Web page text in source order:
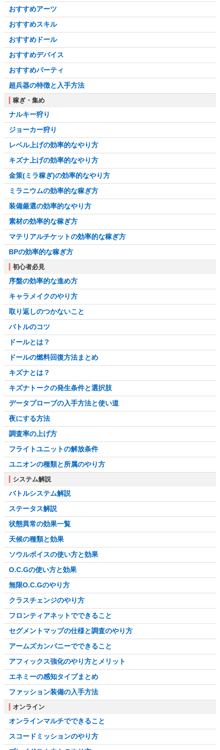
おすすめアーツ
おすすめスキル
おすすめドール
おすすめデバイス
おすすめパーティ
超兵器の特徴と入手方法
稼ぎ・集め
ナルキー狩り
ジョーカー狩り
レベル上げの効率的なやり方
キズナ上げの効率的なやり方
金策(ミラ稼ぎ)の効率的なやり方
ミラニウムの効率的な稼ぎ方
装備厳選の効率的なやり方
素材の効率的な稼ぎ方
マテリアルチケットの効率的な稼ぎ方
BPの効率的な稼ぎ方
初心者必見
序盤の効率的な進め方
キャラメイクのやり方
取り返しのつかないこと
バトルのコツ
ドールとは？
ドールの燃料回復方法まとめ
キズナとは？
キズナトークの発生条件と選択肢
データプローブの入手方法と使い道
夜にする方法
調査率の上げ方
フライトユニットの解放条件
ユニオンの種類と所属のやり方
システム解説
バトルシステム解説
ステータス解説
状態異常の効果一覧
天候の種類と効果
ソウルボイスの使い方と効果
O.C.Gの使い方と効果
無限O.C.Gのやり方
クラスチェンジのやり方
フロンティアネットでできること
セグメントマップの仕様と調査のやり方
アームズカンパニーでできること
アフィックス強化のやり方とメリット
エネミーの感知タイプまとめ
ファッション装備の入手方法
オンライン
オンラインマルチでできること
スコードミッションのやり方